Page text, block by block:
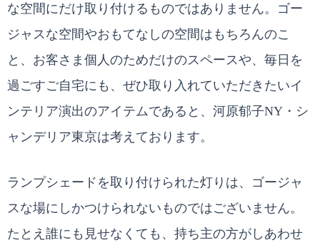
な空間にだけ取り付けるものではありません。ゴー
ジャスな空間やおもてなしの空間はもちろんのこ
と、お客さま個人のためだけのスペースや、毎日を
過ごすご自宅にも、ぜひ取り入れていただきたいイ
ンテリア演出のアイテムであると、河原郁子NY・シ
ャンデリア東京は考えております。
ランプシェードを取り付けられた灯りは、ゴージャ
スな場にしかつけられないものではございません。
たとえ誰にも見せなくても、持ち主の方がしあわせ